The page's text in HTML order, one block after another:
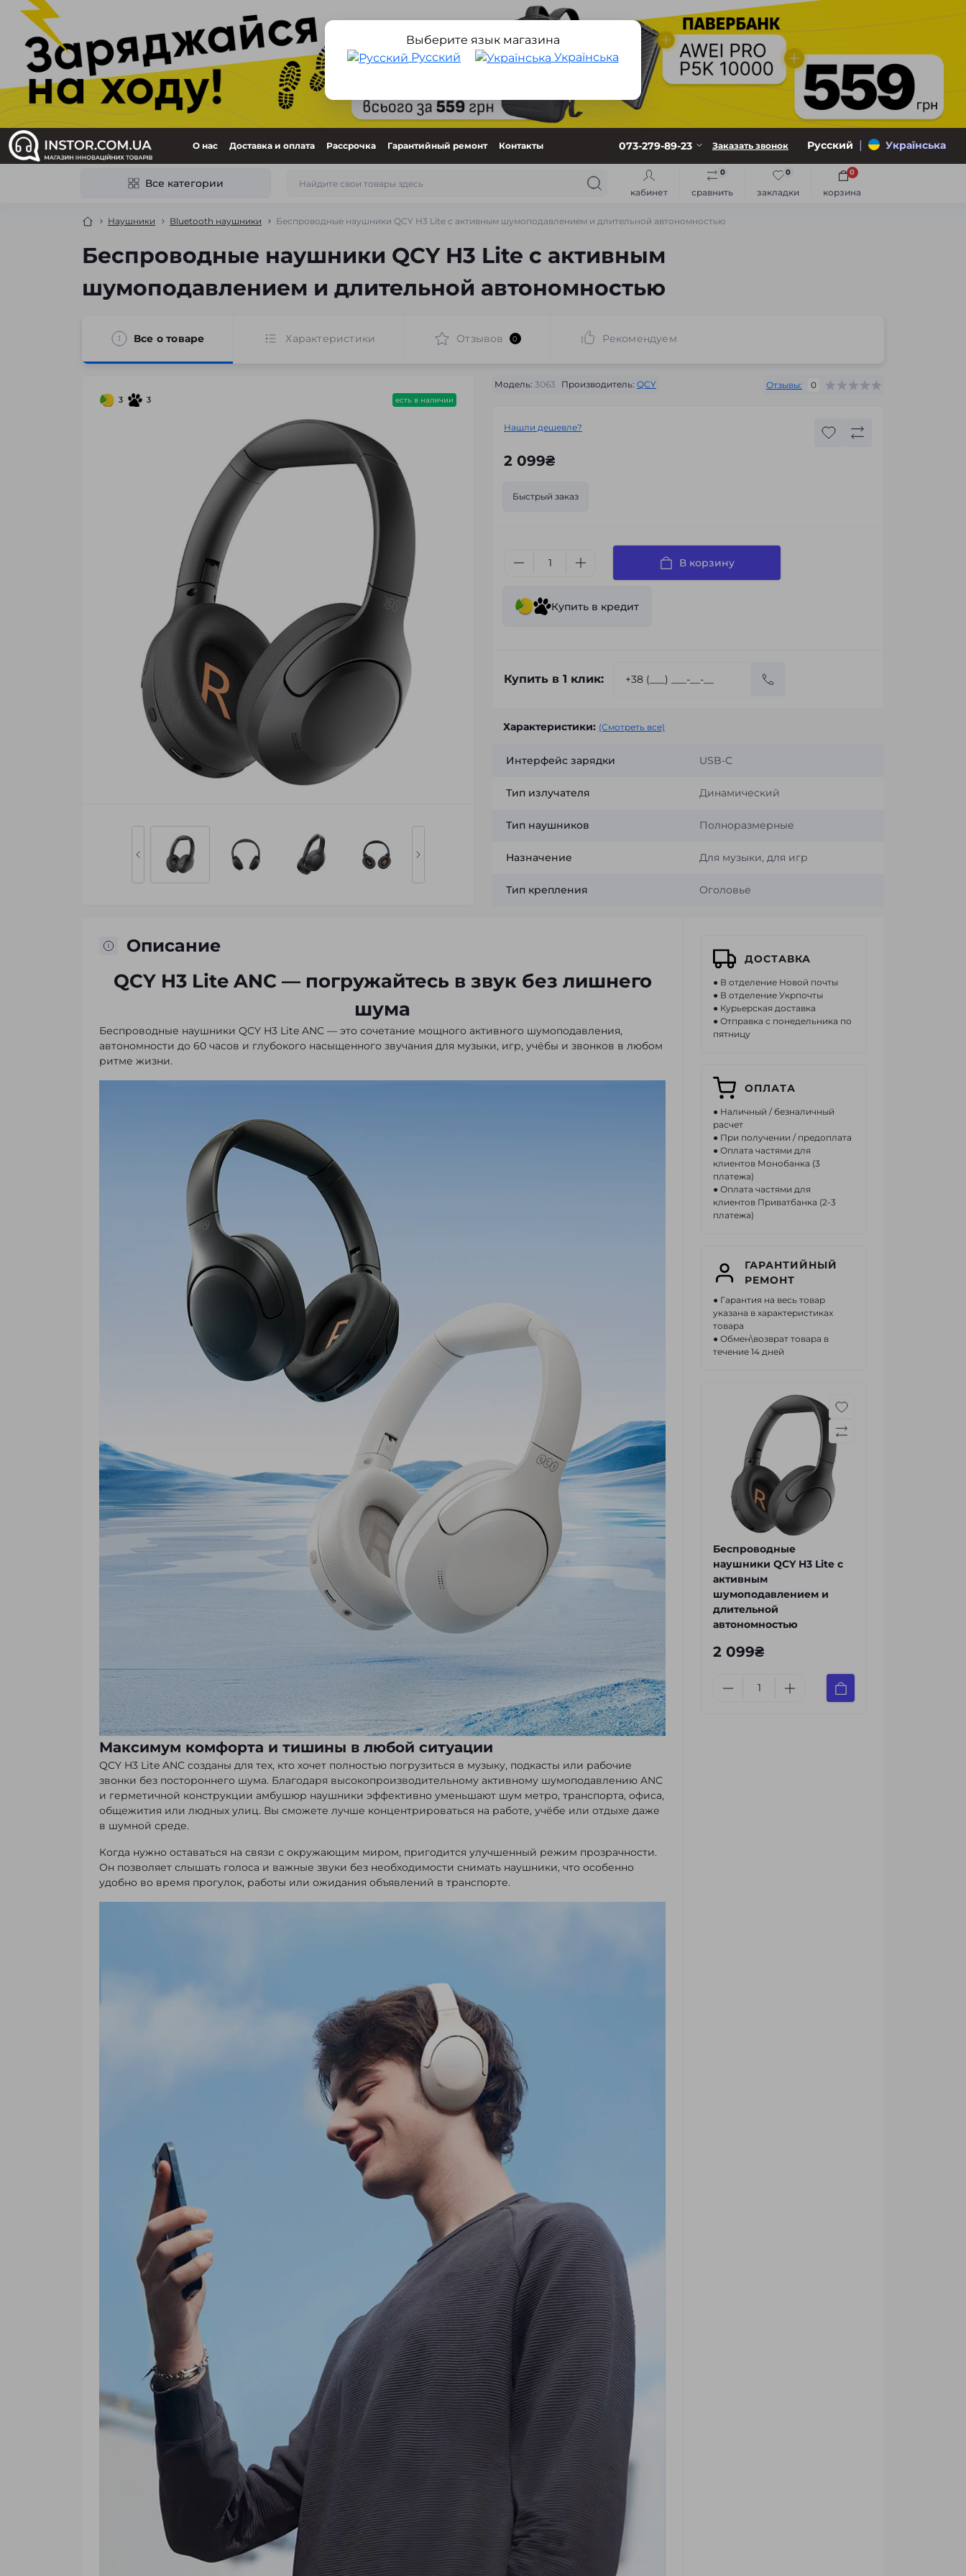
О нас Доставка и оплата Рассрочка Гарантийный ремонт Контакты 073-279-89-23 Заказать звонок Русский | Українська
Все категории
кабинет сравнить
0
закладки
0
корзина
0
Наушники Bluetooth наушники Беспроводные наушники QCY H3 Lite с активным шумоподавлением и длительной автономностью
Выберите язык магазина
Русский
Українська
Беспроводные наушники QCY H3 Lite с активным
шумоподавлением и длительной автономностью
Все о товаре Характеристики Отзывов 0 Рекомендуем
3 3 есть в наличии
Модель: 3063 Производитель: QCY Отзывы: 0
Нашли дешевле?
2 099₴
Быстрый заказ
В корзину
Купить в кредит
Купить в 1 клик:
Характеристики: (Смотреть все)
Интерфейс зарядки USB-C
Тип излучателя Динамический
Тип наушников Полноразмерные
Назначение Для музыки, для игр
Тип крепления Оголовье
Описание
QCY H3 Lite ANC — погружайтесь в звук без лишнего
шума
Беспроводные наушники QCY H3 Lite ANC — это сочетание мощного активного шумоподавления,
автономности до 60 часов и глубокого насыщенного звучания для музыки, игр, учёбы и звонков в любом
ритме жизни.
Максимум комфорта и тишины в любой ситуации
QCY H3 Lite ANC созданы для тех, кто хочет полностью погрузиться в музыку, подкасты или рабочие
звонки без постороннего шума. Благодаря высокопроизводительному активному шумоподавлению ANC
и герметичной конструкции амбушюр наушники эффективно уменьшают шум метро, транспорта, офиса,
общежития или людных улиц. Вы сможете лучше концентрироваться на работе, учёбе или отдыхе даже
в шумной среде.
Когда нужно оставаться на связи с окружающим миром, пригодится улучшенный режим прозрачности.
Он позволяет слышать голоса и важные звуки без необходимости снимать наушники, что особенно
удобно во время прогулок, работы или ожидания объявлений в транспорте.
ДОСТАВКА
● В отделение Новой почты
● В отделение Укрпочты
● Курьерская доставка
● Отправка с понедельника по
пятницу
ОПЛАТА
● Наличный / безналичный
расчет
● При получении / предоплата
● Оплата частями для
клиентов Монобанка (3
платежа)
● Оплата частями для
клиентов Приватбанка (2-3
платежа)
ГАРАНТИЙНЫЙ
РЕМОНТ
● Гарантия на весь товар
указана в характеристиках
товара
● Обмен\возврат товара в
течение 14 дней
Беспроводные
наушники QCY H3 Lite с
активным
шумоподавлением и
длительной
автономностью
2 099₴